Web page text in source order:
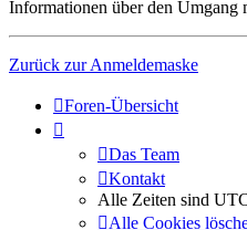
Informationen über den Umgang
Zurück zur Anmeldemaske
Foren-Übersicht
Das Team
Kontakt
Alle Zeiten sind
Alle Cookies